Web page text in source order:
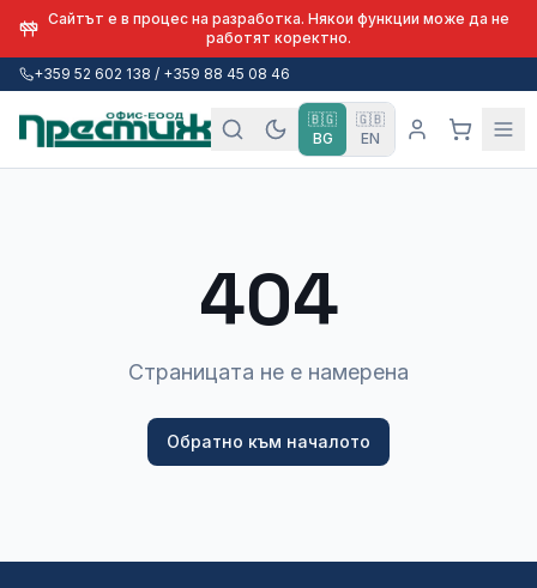
Сайтът е в процес на разработка. Някои функции може да не
работят коректно.
+359 52 602 138 / +359 88 45 08 46
🇧🇬
BG
🇬🇧
EN
404
Страницата не е намерена
Обратно към началото